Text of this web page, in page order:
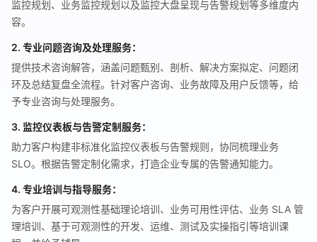
监控规划、业务监控规划以及监控大盘呈现与告警规划等多维度内
容。
2. 专业问题咨询及处理服务：
提供技术咨询解答，涵盖问题甄别、剖析、解决方案拟定、问题闭
环及总结复盘全流程。针对客户咨询、业务故障及用户反馈等，给
予专业咨询与处理服务。
3. 监控仪表板与告警定制服务：
助力客户构建非标准化监控仪表板与告警规则，协同梳理业务
SLO。根据告警定制化需求，打造企业专属的告警通知能力。
4. 专业培训与指导服务：
为客户开展可观测性基础理论培训、业务可用性评估、业务 SLA 管
理培训、基于可观测性的开发、运维、测试及实操指引等培训课